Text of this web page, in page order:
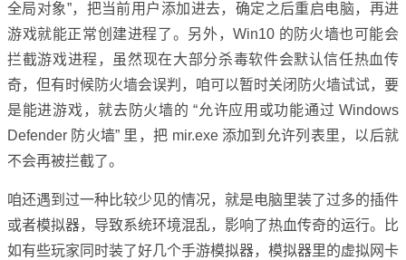
全局对象”，把当前用户添加进去，确定之后重启电脑，再进
游戏就能正常创建进程了。另外，Win10 的防火墙也可能会
拦截游戏进程，虽然现在大部分杀毒软件会默认信任热血传
奇，但有时候防火墙会误判，咱可以暂时关闭防火墙试试，要
是能进游戏，就去防火墙的 “允许应用或功能通过 Windows
Defender 防火墙” 里，把 mir.exe 添加到允许列表里，以后就
不会再被拦截了。
咱还遇到过一种比较少见的情况，就是电脑里装了过多的插件
或者模拟器，导致系统环境混乱，影响了热血传奇的运行。比
如有些玩家同时装了好几个手游模拟器，模拟器里的虚拟网卡